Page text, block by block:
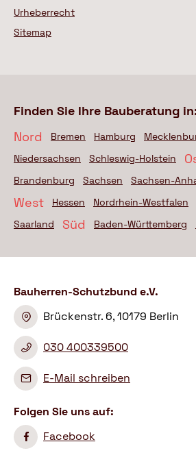
Urheberrecht
Sitemap
Finden Sie Ihre Bauberatung
Nord
Bremen Hamburg
Niedersachsen
Schleswig-Holstein
Brandenburg
Sachsen Sachsen-
West Hessen Nordrhein-Westfalen
Saarland
Süd Baden-Württemberg
Bauherren-Schutzbund e.V.
Brückenstr. 6, 10179 Berlin
030 400339500
E-Mail schreiben
Folgen Sie uns auf:
Facebook